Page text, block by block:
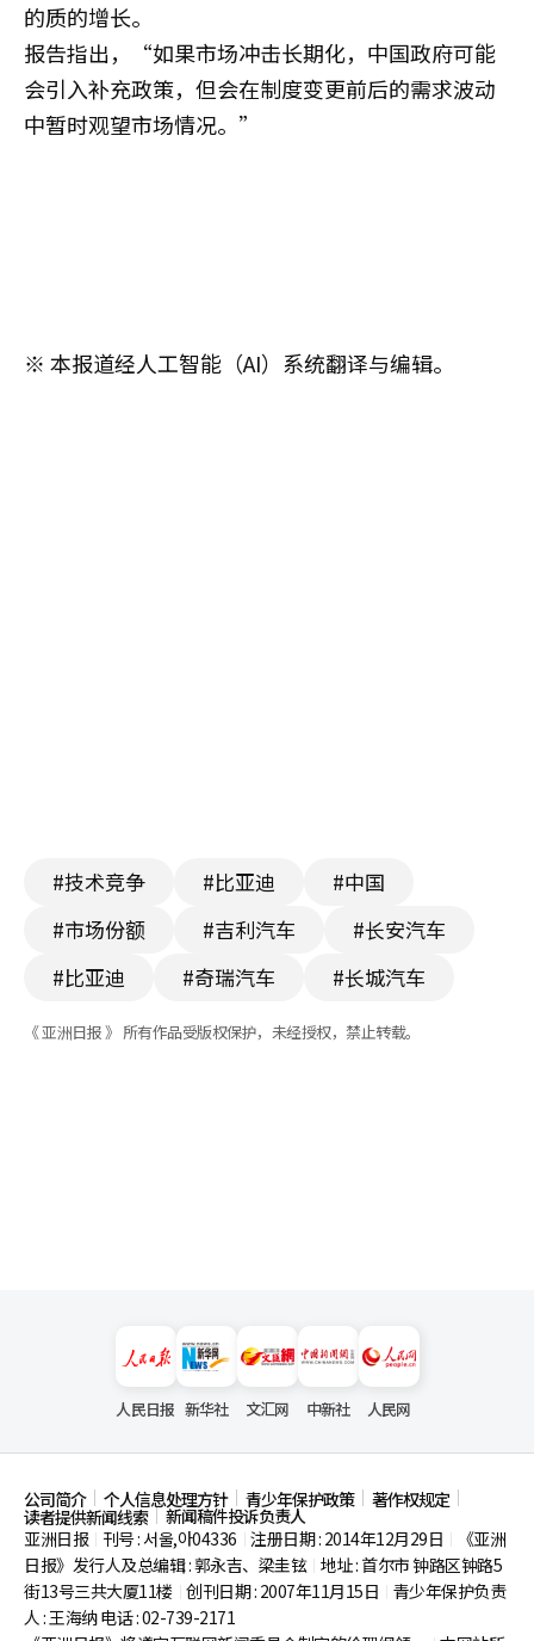
的质的增长。
报告指出，“如果市场冲击长期化，中国政府可能
会引入补充政策，但会在制度变更前后的需求波动
中暂时观望市场情况。”
※ 本报道经人工智能（AI）系统翻译与编辑。
#技术竞争 #比亚迪
#中国
#市场份额
#吉利汽车
#长安汽车
#比亚迪
#奇瑞汽车 #长城汽车
《 亚洲日报 》 所有作品受版权保护，未经授权，禁止转载。
人民日报 新华社 文汇网 中新社 人民网
公司简介 个人信息处理方针 青少年保护政策 著作权规定
读者提供新闻线索
新闻稿件投诉负责人
亚洲日报
刊号 : 서울,아04336 注册日期 : 2014年12月29日
《亚洲
日报》发行人及总编辑 : 郭永吉、梁圭铉 地址 : 首尔市钟路区钟路5
街13号三共大厦11楼 创刊日期 : 2007年11月15日
青少年保护负责
人 : 王海纳 电话 : 02-739-2171